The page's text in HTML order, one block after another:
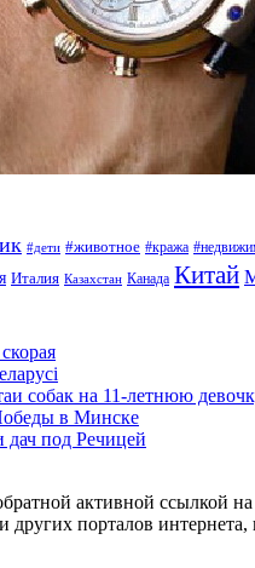
#дети #животное #кража
Италия Казахстан Канада Китай
собак на 11-летнюю
в Минске
дач под Речицей
активной ссылкой на
порталов